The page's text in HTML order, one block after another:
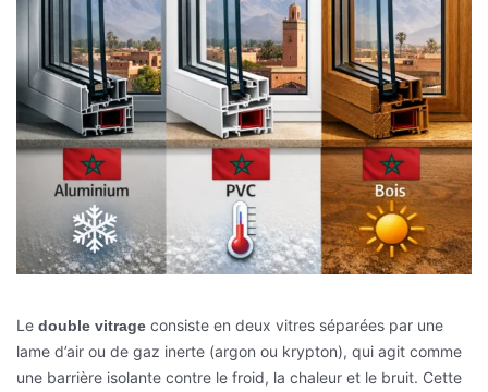
Le double vitrage consiste en deux vitres séparées par une
lame d’air ou de gaz inerte (argon ou krypton), qui agit comme
une barrière isolante contre le froid, la chaleur et le bruit. Cette